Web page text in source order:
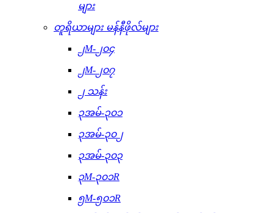
များ
တူရိယာများ မန်နီဖိုလ်များ
၂M-၂၀၄
၂M-၂၀၇
၂ သန်း
၃အမ်-၃၀၁
၃အမ်-၃၀၂
၃အမ်-၃၀၃
၃M-၃၀၁R
၅M-၅၀၁R